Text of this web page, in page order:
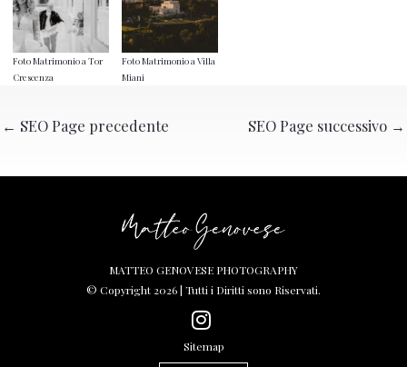
Foto Matrimonio a Tor
Crescenza
Foto Matrimonio a Villa
Miani
← SEO Page precedente SEO Page successivo →
MATTEO GENOVESE PHOTOGRAPHY
© Copyright 2026 | Tutti i Diritti sono Riservati.
Sitemap